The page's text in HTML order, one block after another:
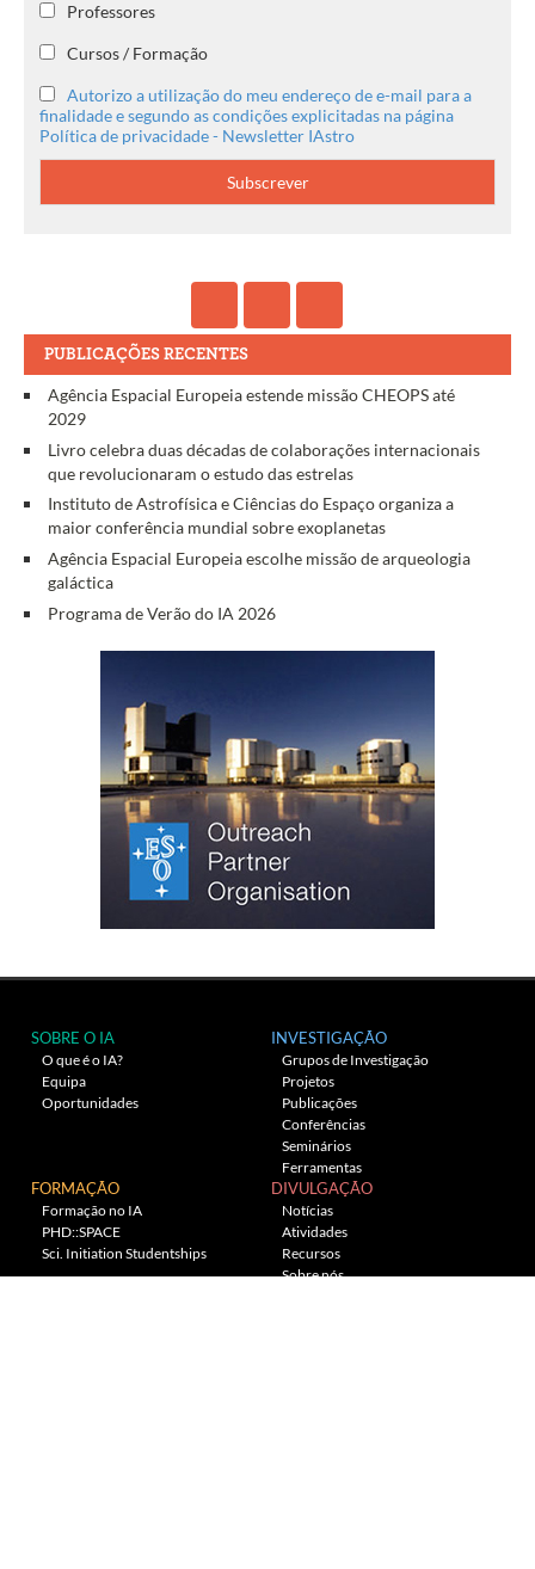
Professores
Cursos / Formação
Autorizo a utilização do meu endereço de e-mail para a
finalidade e segundo as condições explicitadas na página
Política de privacidade - Newsletter IAstro
PUBLICAÇÕES RECENTES
Agência Espacial Europeia estende missão CHEOPS até
2029
Livro celebra duas décadas de colaborações internacionais
que revolucionaram o estudo das estrelas
Instituto de Astrofísica e Ciências do Espaço organiza a
maior conferência mundial sobre exoplanetas
Agência Espacial Europeia escolhe missão de arqueologia
galáctica
Programa de Verão do IA 2026
SOBRE O IA
O que é o IA?
Equipa
Oportunidades
INVESTIGAÇÃO
Grupos de Investigação
Projetos
Publicações
Conferências
Seminários
Ferramentas
FORMAÇÃO
Formação no IA
PHD::SPACE
Sci. Initiation Studentships
DIVULGAÇÃO
Notícias
Atividades
Recursos
Sobre nós